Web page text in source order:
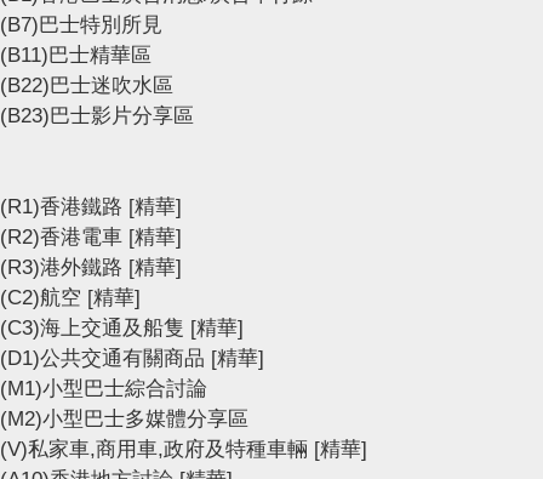
(B7)巴士特別所見
(B11)巴士精華區
(B22)巴士迷吹水區
(B23)巴士影片分享區
(R1)香港鐵路 [精華]
(R2)香港電車 [精華]
(R3)港外鐵路 [精華]
(C2)航空 [精華]
(C3)海上交通及船隻 [精華]
(D1)公共交通有關商品 [精華]
(M1)小型巴士綜合討論
(M2)小型巴士多媒體分享區
(V)私家車,商用車,政府及特種車輛 [精華]